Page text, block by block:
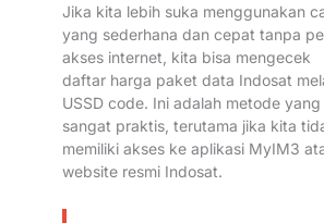
Jika kita lebih suka menggunakan
yang sederhana dan cepat tanpa
akses internet, kita bisa mengecek
daftar harga paket data Indosat
USSD code. Ini adalah metode yang
sangat praktis, terutama jika kita
memiliki akses ke aplikasi MyIM3
website resmi Indosat.